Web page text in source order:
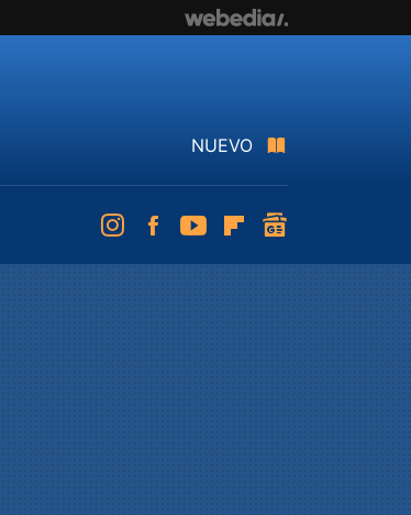
NUEVO
InstagramFacebookYoutubeFlipboard